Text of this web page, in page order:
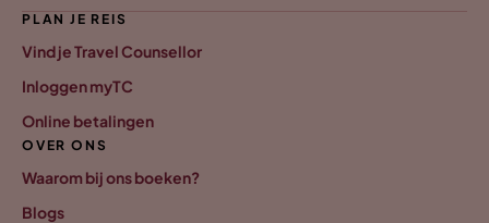
PLAN JE REIS
Vind je Travel Counsellor
Inloggen myTC
Online betalingen
OVER ONS
Waarom bij ons boeken?
Blogs